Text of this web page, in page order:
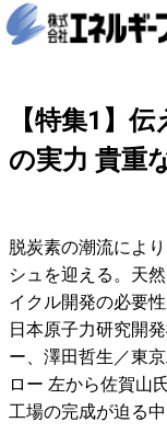
【特集1】
の実力 貴重
脱炭素の潮流によ
シュを迎える。天
イクル開発の必要
日本原子力研究開
ー、澤田哲生／東
ロー 左から佐賀山
工場の完成が迫る